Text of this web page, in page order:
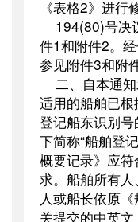
《表格2》进行
194(80)号决
件1和附件2。
参见附件3和附
二、自本通
适用的船舶已
登记船东识别
下简称“船舶登
概要记录》应
求。船舶所有
人或船长依原
关提交的中英文